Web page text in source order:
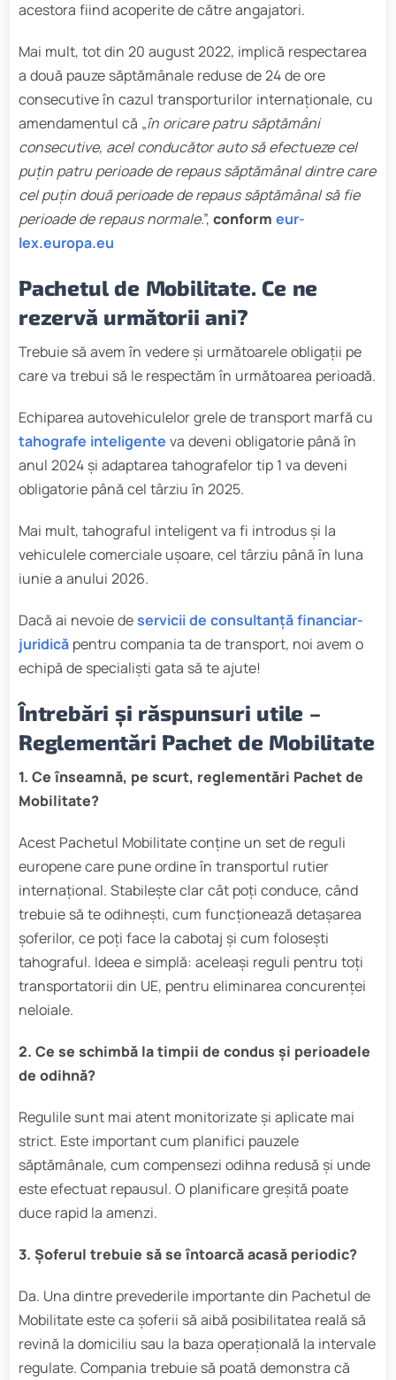
acestora fiind acoperite de către angajatori.
Mai mult, tot din 20 august 2022, implică respectarea
a două pauze săptămânale reduse de 24 de ore
consecutive în cazul transporturilor internaționale, cu
amendamentul că „în oricare patru săptămâni
consecutive, acel conducător auto să efectueze cel
puțin patru perioade de repaus săptămânal dintre care
cel puțin două perioade de repaus săptămânal să fie
perioade de repaus normale.”, conform eur-
lex.europa.eu
Pachetul de Mobilitate. Ce ne
rezervă următorii ani?
Trebuie să avem în vedere și următoarele obligații pe
care va trebui să le respectăm în următoarea perioadă.
Echiparea autovehiculelor grele de transport marfă cu
tahografe inteligente va deveni obligatorie până în
anul 2024 și adaptarea tahografelor tip 1 va deveni
obligatorie până cel târziu în 2025.
Mai mult, tahograful inteligent va fi introdus și la
vehiculele comerciale ușoare, cel târziu până în luna
iunie a anului 2026.
Dacă ai nevoie deservicii de consultanță financiar-
juridică pentru compania ta de transport, noi avem o
echipă de specialiști gata să te ajute!
Întrebări și răspunsuri utile –
Reglementări Pachet de Mobilitate
1. Ce înseamnă, pe scurt, reglementări Pachet de
Mobilitate?
Acest Pachetul Mobilitate conține un set de reguli
europene care pune ordine în transportul rutier
internațional. Stabilește clar cât poți conduce, când
trebuie să te odihnești, cum funcționează detașarea
șoferilor, ce poți face la cabotaj și cum folosești
tahograful. Ideea e simplă: aceleași reguli pentru toți
transportatorii din UE, pentru eliminarea concurenței
neloiale.
2. Ce se schimbă la timpii de condus și perioadele
de odihnă?
Regulile sunt mai atent monitorizate și aplicate mai
strict. Este important cum planifici pauzele
săptămânale, cum compensezi odihna redusă și unde
este efectuat repausul. O planificare greșită poate
duce rapid la amenzi.
3. Șoferul trebuie să se întoarcă acasă periodic?
Da. Una dintre prevederile importante din Pachetul de
Mobilitate este ca șoferii să aibă posibilitatea reală să
revină la domiciliu sau la baza operațională la intervale
regulate. Compania trebuie să poată demonstra că